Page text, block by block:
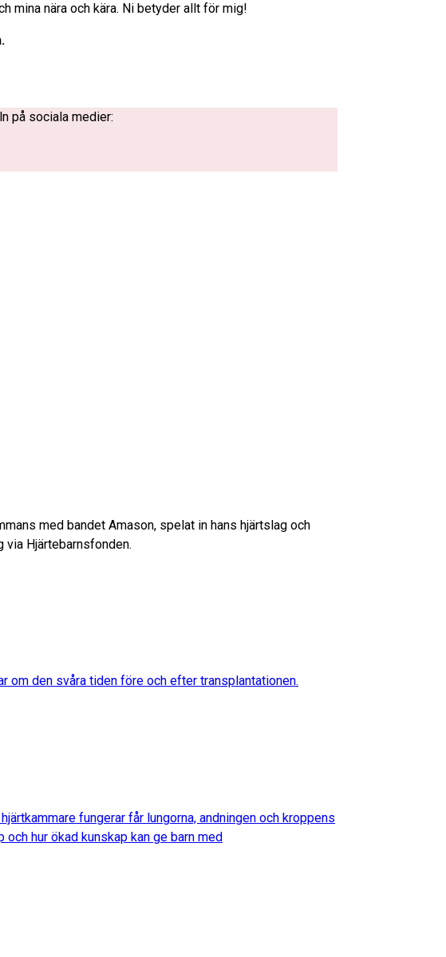
mina nära och kära. Ni betyder allt för mig!
på sociala medier:
med bandet Amason, spelat in hans hjärtslag och
via Hjärtebarnsfonden.
om den svåra tiden före och efter transplantationen.
fungerar får lungorna, andningen och kroppens
hur ökad kunskap kan ge barn med